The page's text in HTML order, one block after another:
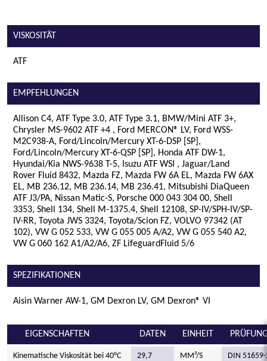
VISKOSITÄT
ATF
EMPFEHLUNGEN
Allison C4, ATF Type 3.0, ATF Type 3.1, BMW/Mini ATF 3+,
Chrysler MS-9602 ATF +4 , Ford MERCON® LV, Ford WSS-
M2C938-A, Ford/Lincoln/Mercury XT-6-DSP [SP],
Ford/Lincoln/Mercury XT-6-QSP [SP], Honda ATF DW-1,
Hyundai/Kia NWS-9638 T-5, Isuzu ATF WSI , Jaguar/Land
Rover Fluid 8432, Mazda FZ, Mazda FW 6A EL, Mazda FW 6AX
EL, MB 236.12, MB 236.14, MB 236.41, Mitsubishi DiaQueen
ATF J3/PA, Nissan Matic-S, Porsche 000 043 304 00, Shell
3353, Shell 134, Shell M-1375.4, Shell 12108, SP-IV/SPH-IV/SP-
IV-RR, Toyota JWS 3324, Toyota/Scion FZ, VOLVO 97342 (AT
102), VW G 052 533, VW G 055 005 A/A2, VW G 055 540 A2,
VW G 060 162 A1/A2/A6, ZF LifeguardFluid 5/6
SPEZIFIKATIONEN
Aisin Warner AW-1, GM Dexron LV, GM Dexron® VI
EIGENSCHAFTEN DATEN EINHEIT
Kinematische Viskosität bei 40°C 29,7 MM²/S DIN